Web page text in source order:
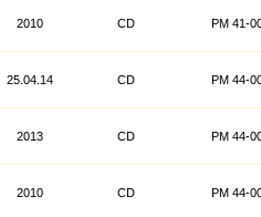
2010 CD PM 41-
25.04.14 CD PM 44-
2013 CD PM 44-
2010 CD PM 44-